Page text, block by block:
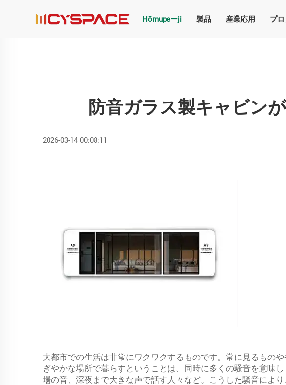
Hōmupeーji 製品 産業応用 プ
防音ガラス製キャビン
2026-03-14 00:08:11
大都市での生活は非常にワクワクするものです。常に見るもの
ぎやかな場所で暮らすということは、同時に多くの騒音を意味
場の音、深夜まで大きな声で話す人々など。こうした騒音によ